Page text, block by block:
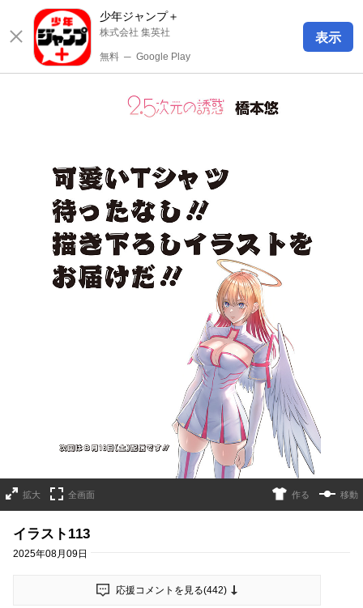
少年ジャンプ＋
株式会社 集英社
無料 ─ Google Play
表示
拡大 全画面 作る 移動
イラスト113
2025年08月09日
応援コメントを見る(442)